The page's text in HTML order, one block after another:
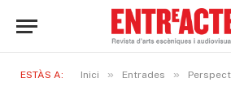
ESTÀS A: Inici » Entrades »